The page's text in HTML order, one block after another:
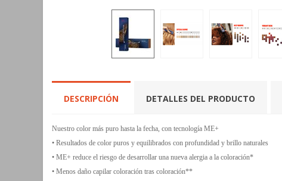
DESCRIPCIÓN DETALLES DEL PRODUCTO
Nuestro color más puro hasta la fecha, con tecnología ME+
• Resultados de color puros y equilibrados con profundidad y brillo naturales
• ME+ reduce el riesgo de desarrollar una nueva alergia a la coloración*
• Menos daño capilar coloración tras coloración**